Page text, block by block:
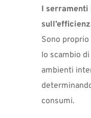
I serramenti
Sono
lo scambio
ambienti
consumi.